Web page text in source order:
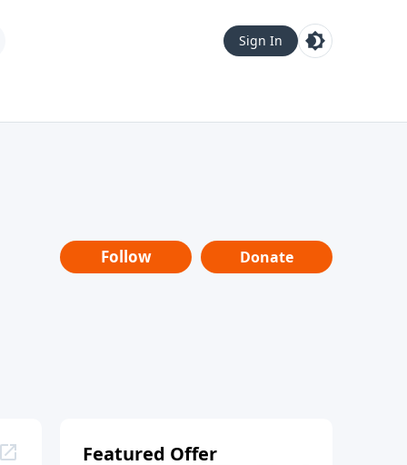
Sign In
Follow Donate
Featured Offer